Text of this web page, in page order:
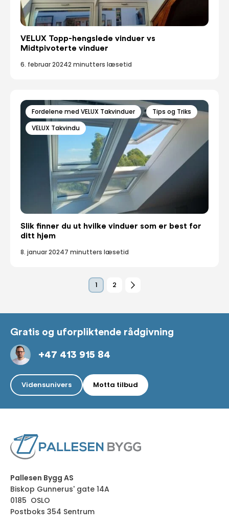
VELUX Topp-hengslede vinduer vs
Midtpivoterte vinduer
6. februar 20242 minutters læsetid
Fordelene med VELUX Takvinduer
Tips og Triks
VELUX Takvindu
Slik finner du ut hvilke vinduer som er best for
ditt hjem
8. januar 20247 minutters læsetid
1 2
Gratis og uforpliktende rådgivning
+47 413 915 84
Vidensunivers Motta tilbud
Pallesen Bygg AS
Biskop Gunnerus' gate 14A
0185 OSLO
Postboks 354 Sentrum